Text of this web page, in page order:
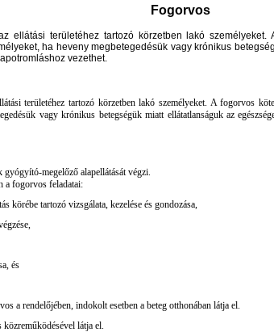
Fogorvos
ellátási területéhez tartozó körzetben lakó
ha heveny megbetegedésük vagy krónikus
vezethet.
területéhez tartozó körzetben lakó személyeket. A fogorvos
vagy krónikus betegségük miatt ellátatlanságuk az
megelőző alapellátását végzi.
a fogorvos feladatai:
körébe tartozó vizsgálata, kezelése és gondozása,
és
a rendelőjében, indokolt esetben a beteg otthonában látja el.
látja el.